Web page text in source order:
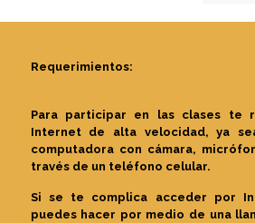
Requerimientos:
Para participar en las clases te
Internet de alta velocidad, ya
computadora con cámara,
través de un teléfono celular.
Si se te complica acceder por
puedes hacer por medio de una